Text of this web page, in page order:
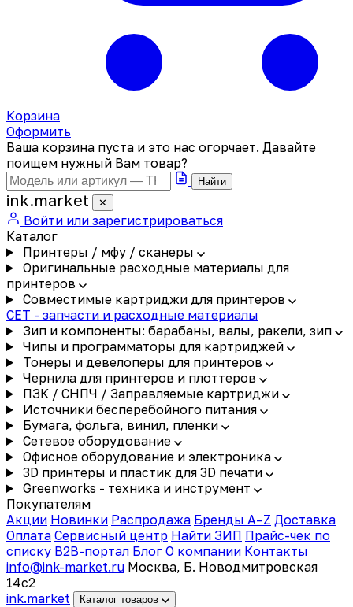
Корзина
Оформить
Ваша корзина пуста и это нас огорчает. Давайте
поищем нужный Вам товар?
Найти
ink.market ✕
Войти или зарегистрироваться
Каталог
Принтеры / мфу / сканеры
Оригинальные расходные материалы для
принтеров
Совместимые картриджи для принтеров
CET - запчасти и расходные материалы
Зип и компоненты: барабаны, валы, ракели, зип
Чипы и программаторы для картриджей
Тонеры и девелоперы для принтеров
Чернила для принтеров и плоттеров
ПЗК / СНПЧ / Заправляемые картриджи
Источники бесперебойного питания
Бумага, фольга, винил, пленки
Сетевое оборудование
Офисное оборудование и электроника
3D принтеры и пластик для 3D печати
Greenworks - техника и инструмент
Покупателям
Акции Новинки Распродажа Бренды A–Z Доставка
Оплата Сервисный центр Найти ЗИП Прайс-чек по
списку B2B-портал Блог О компании Контакты
info@ink-market.ru Москва, Б. Новодмитровская
14с2
ink.market Каталог товаров